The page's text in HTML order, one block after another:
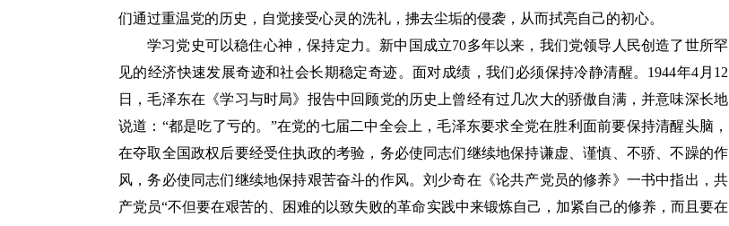
们通过重温党的历史，自觉接受心灵的洗礼，拂去尘垢的侵袭，从而拭亮自己的初心。
学习党史可以稳住心神，保持定力。新中国成立70多年以来，我们党领导人民创造了世所罕
见的经济快速发展奇迹和社会长期稳定奇迹。面对成绩，我们必须保持冷静清醒。1944年4月12
日，毛泽东在《学习与时局》报告中回顾党的历史上曾经有过几次大的骄傲自满，并意味深长地
说道：“都是吃了亏的。”在党的七届二中全会上，毛泽东要求全党在胜利面前要保持清醒头脑，
在夺取全国政权后要经受住执政的考验，务必使同志们继续地保持谦虚、谨慎、不骄、不躁的作
风，务必使同志们继续地保持艰苦奋斗的作风。刘少奇在《论共产党员的修养》一书中指出，共
产党员“不但要在艰苦的、困难的以致失败的革命实践中来锻炼自己，加紧自己的修养，而且要在